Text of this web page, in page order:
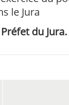
le Jura
du Jura.